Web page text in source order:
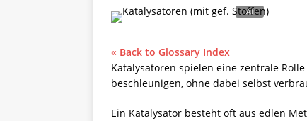
« Back to Glossary Index
Katalysatoren spielen eine zentrale
beschleunigen, ohne dabei selbst
Ein Katalysator besteht oft aus edlen